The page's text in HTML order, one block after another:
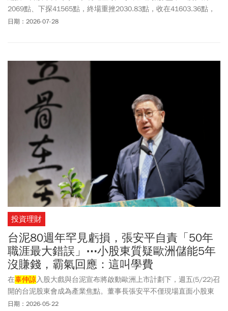
2069點、下探41565點，終場重挫2030.83點，收在41603.36點，
寫下史上第三大收盤跌點；台達電、國巨、南亞科、華邦電等多檔
日（7/27）正式啟動歐洲上市計畫「Project Arcadia」，預計8月提
報董事會審議，希望藉由歐洲資本市場，讓國際投資人重新認識其
從傳統水泥走向低碳建材與能源布局的轉型故事。不過，台泥從高
點40、50元一路跌到如今24元附近，有人套牢多年後終於認賠殺
出，卻也有人開始進場撿便宜。同一檔股票，為什麼47元不該追，
跌到24元反而值得研究？投資達人葉育碩拆解願意「越跌越買」的3
個理由，以及景氣循環股真正該留意的買點邏輯。
日期：2026-07-28
投資理財
台泥80週年罕見虧損，張安平自責「50年
職涯最大錯誤」⋯小股東質疑歐洲儲能5年
沒賺錢，霸氣回應：這叫學費
在辜仲諒入股大戲與台泥宣布將啟動歐洲上市計劃下，週五(5/22)召
開的台泥股東會成為產業焦點。董事長張安平不僅現場直面小股東
對歐洲儲能虧損與三元科技火災質疑，更分享赴歐洲IPO的最新進
日期：2026-05-22